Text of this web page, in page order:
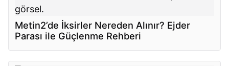
Metin2’de İksirler Nereden Alınır? Ejder
Parası ile Güçlenme Rehberi